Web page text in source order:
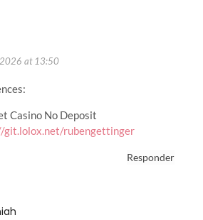
at 13:50
Casino No Deposit
git.lolox.net/rubengettinger
Responder